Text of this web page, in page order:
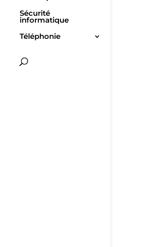
Sécurité
informatique
Téléphonie